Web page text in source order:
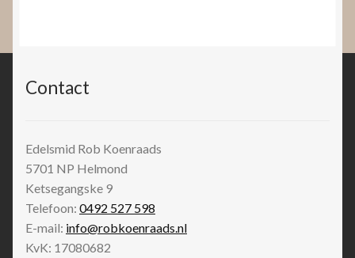
Contact
Edelsmid Rob Koenraads
5701 NP Helmond
Ketsegangske 9
Telefoon: 0492 527 598
E-mail: info@robkoenraads.nl
KvK: 17080682